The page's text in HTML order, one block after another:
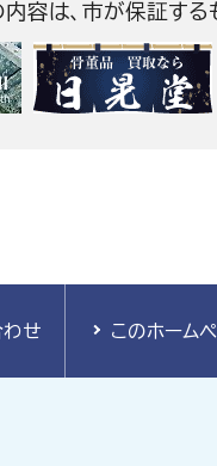
容は、市が保証する
わせ このホーム